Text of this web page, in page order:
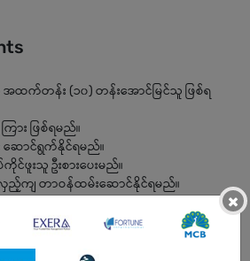
ထက်တန်း (၁၀) တန်းအောင်မြင်သူ ဖြစ်ရ
ား ဖြစ်ရမည်။
း ဆောင်ရွက်နိုင်ရမည်။
င်ဖူးသူ ဦးစားပေးမည်။
လှည့်ကျ တာဝန်ထမ်းဆောင်နိုင်ရမည်။
×